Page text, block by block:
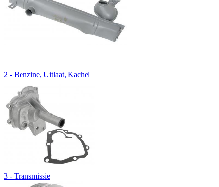
2 - Benzine, Uitlaat, Kachel
3 - Transmissie